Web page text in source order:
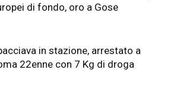
di fondo, oro a Gose
in stazione, arrestato a
22enne con 7 Kg di droga